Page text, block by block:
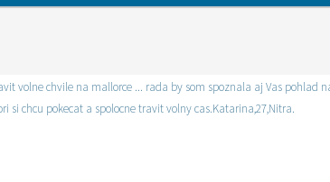
volne chvile na mallorce ... rada by som spoznala aj Vas pohlad
si chcu pokecat a spolocne travit volny cas.Katarina,27,Nitra.